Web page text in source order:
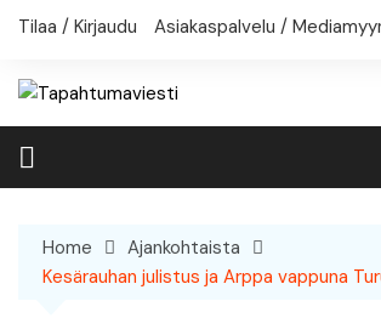
Skip
Tilaa / Kirjaudu Asiakaspalvelu /
Home
Ajankohtaista
Kesärauhan julistus ja Arppa vappuna